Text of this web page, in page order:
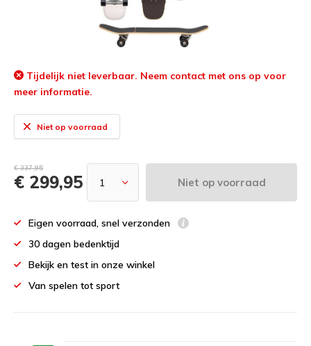
Tijdelijk niet leverbaar. Neem contact met ons op voor
meer informatie.
Niet op voorraad
€ 337,95
€ 299,95 Niet op voorraad
Eigen voorraad, snel verzonden
30 dagen bedenktijd
Bekijk en test in onze winkel
Van spelen tot sport